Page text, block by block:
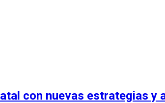
con nuevas estrategias y